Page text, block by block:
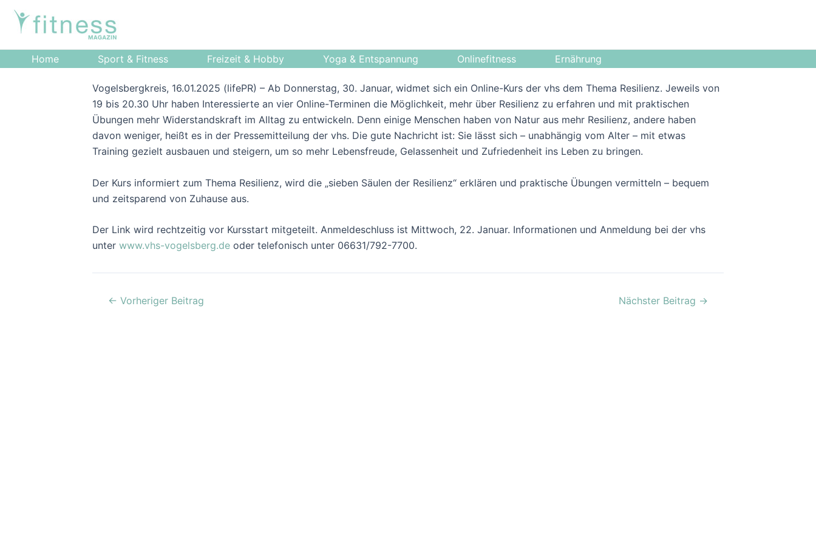
Zum
Inhalt
Home
Sport & Fitness Freizeit & Hobby Yoga & Entspannung Onlinefitness Ernährung
Vogelsbergkreis, 16.01.2025 (lifePR) – Ab Donnerstag, 30. Januar, widmet sich ein Online-Kurs der vhs dem Thema Resilienz. Jeweils von
19 bis 20.30 Uhr haben Interessierte an vier Online-Terminen die Möglichkeit, mehr über Resilienz zu erfahren und mit praktischen
Übungen mehr Widerstandskraft im Alltag zu entwickeln. Denn einige Menschen haben von Natur aus mehr Resilienz, andere haben
davon weniger, heißt es in der Pressemitteilung der vhs. Die gute Nachricht ist: Sie lässt sich – unabhängig vom Alter – mit etwas
Training gezielt ausbauen und steigern, um so mehr Lebensfreude, Gelassenheit und Zufriedenheit ins Leben zu bringen.
Der Kurs informiert zum Thema Resilienz, wird die „sieben Säulen der Resilienz“ erklären und praktische Übungen vermitteln – bequem
und zeitsparend von Zuhause aus.
Der Link wird rechtzeitig vor Kursstart mitgeteilt. Anmeldeschluss ist Mittwoch, 22. Januar. Informationen und Anmeldung bei der vhs
unter www.vhs-vogelsberg.de oder telefonisch unter 06631/792-7700.
navigation
← Vorheriger Beitrag Nächster Beitrag →